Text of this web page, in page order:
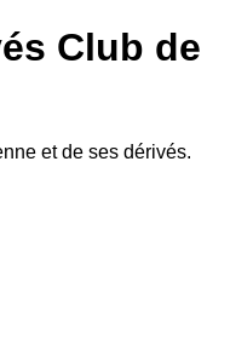
Club de
et de ses dérivés.